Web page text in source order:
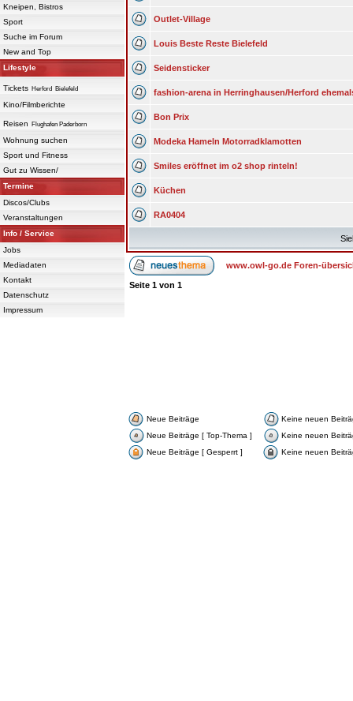
Kneipen, Bistros
Sport
Suche im Forum
New and Top
Lifestyle
Tickets Herford Bielefeld
Kino/Filmberichte
Reisen Flughafen Paderborn
Wohnung suchen
Sport und Fitness
Gut zu Wissen/
Termine
Discos/Clubs
Veranstaltungen
Info / Service
Jobs
Mediadaten
Kontakt
Datenschutz
Impressum
Outlet-Village
Louis Beste Reste Bielefeld
Seidensticker
fashion-arena in Herringhausen/Herford
Bon Prix
Modeka Hameln Motorradklamotten
Smiles eröffnet im o2 shop rinteln!
Küchen
RA0404
www.owl-go.de Foren-
Seite 1 von 1
Neue Beiträge
Keine neuen
Neue Beiträge [ Top-Thema ]
Keine neuen
Neue Beiträge [ Gesperrt ]
Keine neuen